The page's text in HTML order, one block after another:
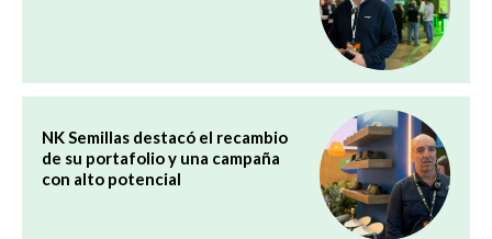
NK Semillas destacó el recambio
de su portafolio y una campaña
con alto potencial